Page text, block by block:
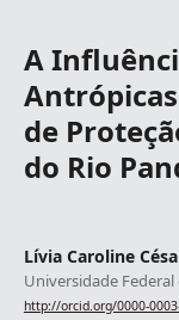
A
de
do Rio
Lívia Caroline
Universidade Federal
http://orcid.org/0000-